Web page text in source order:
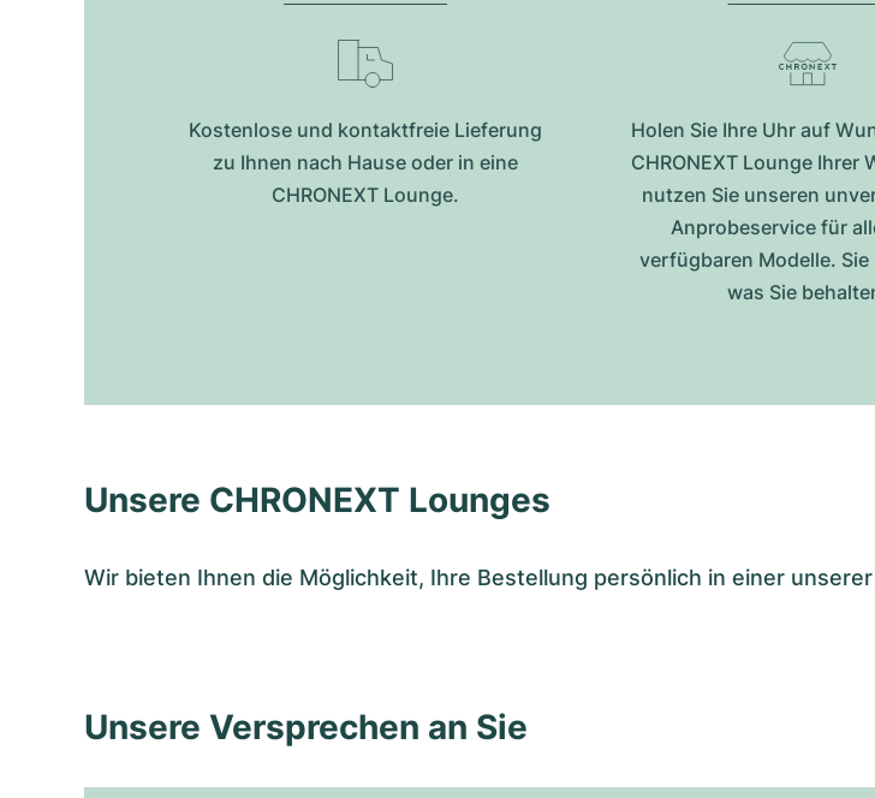
Kostenlose und kontaktfreie Lieferung
zu Ihnen nach Hause oder in eine
CHRONEXT Lounge.
Holen Sie Ihre Uhr auf
CHRONEXT Lounge Ihrer
nutzen Sie unseren
Anprobeservice für
verfügbaren Modelle. Sie
was Sie
Unsere CHRONEXT Lounges
Wir bieten Ihnen die Möglichkeit, Ihre Bestellung persönlich in einer unserer
Unsere Versprechen an Sie